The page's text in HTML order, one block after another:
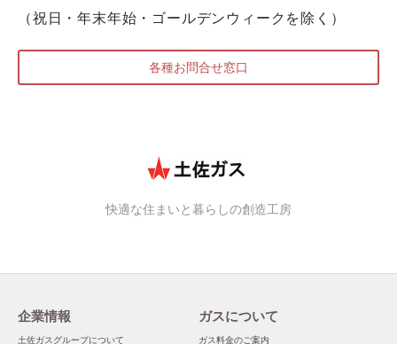
（祝日・年末年始・ゴールデンウィークを除く）
各種お問合せ窓口
快適な住まいと暮らしの創造工房
企業情報
土佐ガスグループについて
ガスについて
ガス料金のご案内